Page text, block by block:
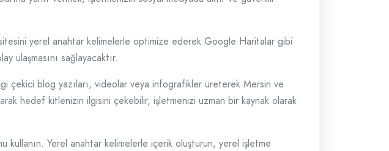
yerel anahtar kelimelerle optimize ederek Google Haritalar gibi
ulaşmasını sağlayacaktır.
çekici blog yazıları, videolar veya infografikler üreterek Mersin ve
hedef kitlenizin ilgisini çekebilir, işletmenizi uzman bir kaynak olarak
kullanın. Yerel anahtar kelimelerle içerik oluşturun, yerel işletme